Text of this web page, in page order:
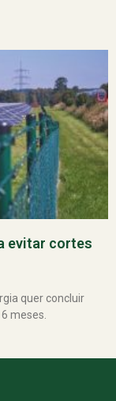
evitar cortes
quer concluir
meses.